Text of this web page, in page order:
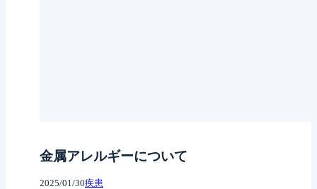
金属アレルギーについて
2025/01/30疾患